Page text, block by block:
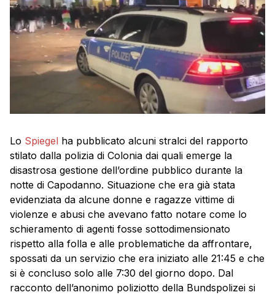
Lo Spiegel ha pubblicato alcuni stralci del rapporto
stilato dalla polizia di Colonia dai quali emerge la
disastrosa gestione dell’ordine pubblico durante la
notte di Capodanno. Situazione che era già stata
evidenziata da alcune donne e ragazze vittime di
violenze e abusi che avevano fatto notare come lo
schieramento di agenti fosse sottodimensionato
rispetto alla folla e alle problematiche da affrontare,
spossati da un servizio che era iniziato alle 21:45 e che
si è concluso solo alle 7:30 del giorno dopo. Dal
racconto dell’anonimo poliziotto della Bundspolizei si